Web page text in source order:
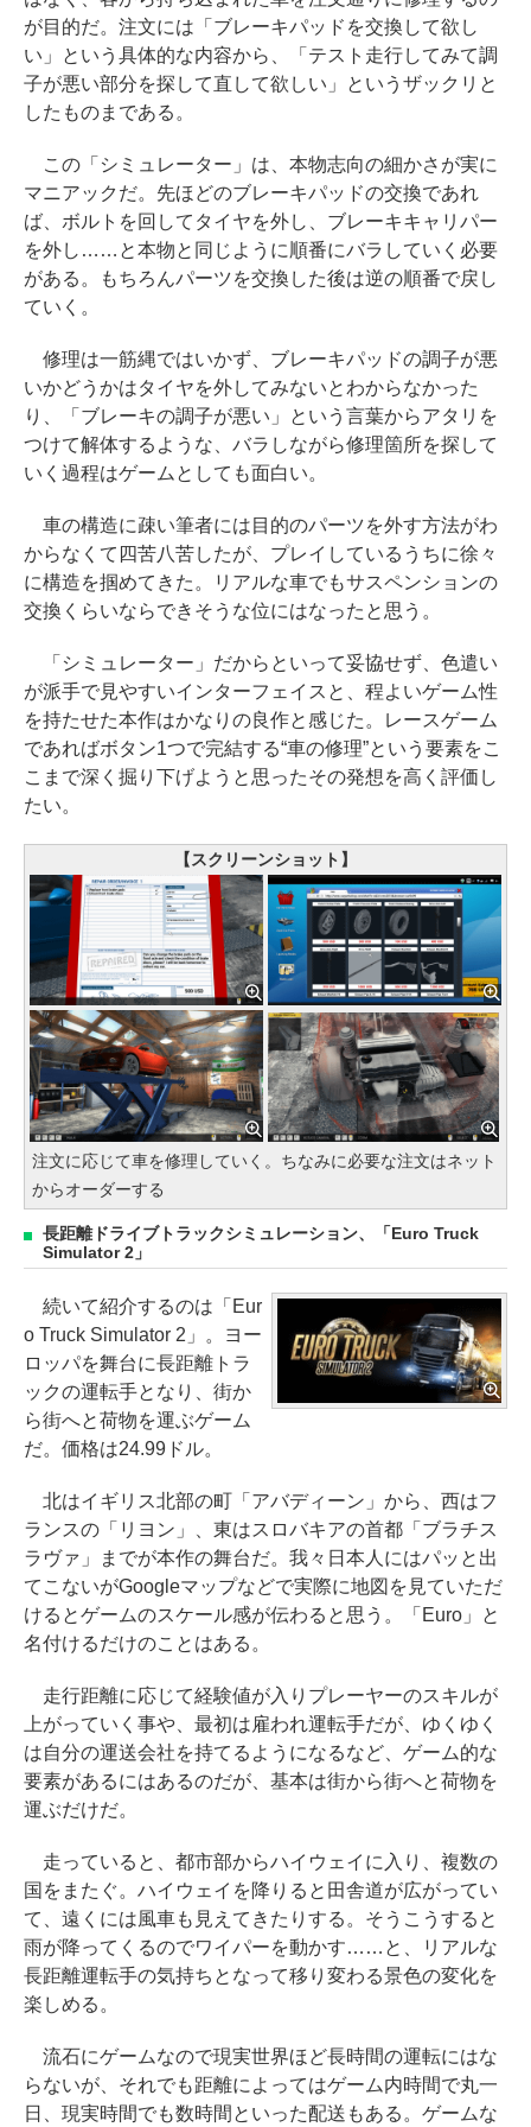
が目的だ。注文には「ブレーキパッドを交換して欲し
い」という具体的な内容から、「テスト走行してみて調
子が悪い部分を探して直して欲しい」というザックリと
したものまである。
この「シミュレーター」は、本物志向の細かさが実に
マニアックだ。先ほどのブレーキパッドの交換であれ
ば、ボルトを回してタイヤを外し、ブレーキキャリパー
を外し……と本物と同じように順番にバラしていく必要
がある。もちろんパーツを交換した後は逆の順番で戻し
ていく。
修理は一筋縄ではいかず、ブレーキパッドの調子が悪
いかどうかはタイヤを外してみないとわからなかった
り、「ブレーキの調子が悪い」という言葉からアタリを
つけて解体するような、バラしながら修理箇所を探して
いく過程はゲームとしても面白い。
車の構造に疎い筆者には目的のパーツを外す方法がわ
からなくて四苦八苦したが、プレイしているうちに徐々
に構造を掴めてきた。リアルな車でもサスペンションの
交換くらいならできそうな位にはなったと思う。
「シミュレーター」だからといって妥協せず、色遣い
が派手で見やすいインターフェイスと、程よいゲーム性
を持たせた本作はかなりの良作と感じた。レースゲーム
であればボタン1つで完結する“車の修理”という要素をこ
こまで深く掘り下げようと思ったその発想を高く評価し
たい。
【スクリーンショット】
注文に応じて車を修理していく。ちなみに必要な注文はネット
からオーダーする
長距離ドライブトラックシミュレーション、「Euro Truck
Simulator 2」
続いて紹介するのは「Eur
o Truck Simulator 2」。ヨー
ロッパを舞台に長距離トラ
ックの運転手となり、街か
ら街へと荷物を運ぶゲーム
だ。価格は24.99ドル。
北はイギリス北部の町「アバディーン」から、西はフ
ランスの「リヨン」、東はスロバキアの首都「ブラチス
ラヴァ」までが本作の舞台だ。我々日本人にはパッと出
てこないがGoogleマップなどで実際に地図を見ていただ
けるとゲームのスケール感が伝わると思う。「Euro」と
名付けるだけのことはある。
走行距離に応じて経験値が入りプレーヤーのスキルが
上がっていく事や、最初は雇われ運転手だが、ゆくゆく
は自分の運送会社を持てるようになるなど、ゲーム的な
要素があるにはあるのだが、基本は街から街へと荷物を
運ぶだけだ。
走っていると、都市部からハイウェイに入り、複数の
国をまたぐ。ハイウェイを降りると田舎道が広がってい
て、遠くには風車も見えてきたりする。そうこうすると
雨が降ってくるのでワイパーを動かす……と、リアルな
長距離運転手の気持ちとなって移り変わる景色の変化を
楽しめる。
流石にゲームなので現実世界ほど長時間の運転にはな
らないが、それでも距離によってはゲーム内時間で丸一
日、現実時間でも数時間といった配送もある。ゲームな